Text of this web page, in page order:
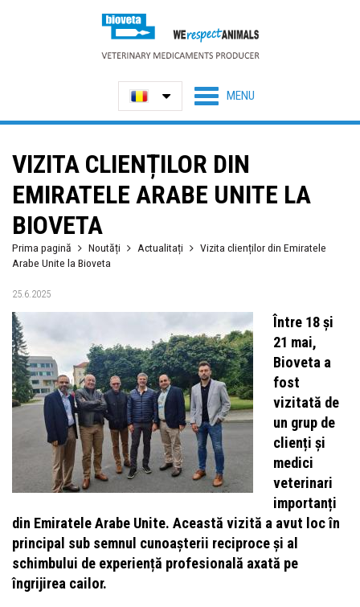
VIZITA CLIENȚILOR DIN
EMIRATELE ARABE UNITE LA
BIOVETA
Prima pagină Noutăți Actualitați
Vizita clienților din Emiratele
Arabe Unite la Bioveta
25.6.2025
Între 18 și
21 mai,
Bioveta a
fost
vizitată de
un grup de
clienți și
medici
veterinari
importanți
din Emiratele Arabe Unite. Această vizită a avut loc în
principal sub semnul cunoașterii reciproce și al
schimbului de experiență profesională axată pe
îngrijirea cailor.